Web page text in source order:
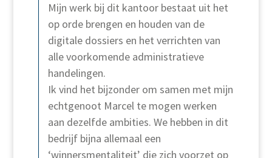
Mijn werk bij dit kantoor bestaat uit het
op orde brengen en houden van de
digitale dossiers en het verrichten van
alle voorkomende administratieve
handelingen.
Ik vind het bijzonder om samen met mijn
echtgenoot Marcel te mogen werken
aan dezelfde ambities. We hebben in dit
bedrijf bijna allemaal een
‘winnersmentaliteit’ die zich voorzet op